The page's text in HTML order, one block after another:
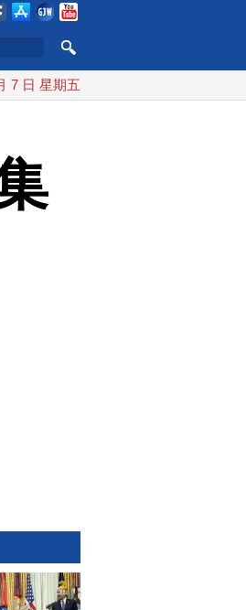
露美伊談判進展 美彈藥充足再擴大生產
7 日 星期五